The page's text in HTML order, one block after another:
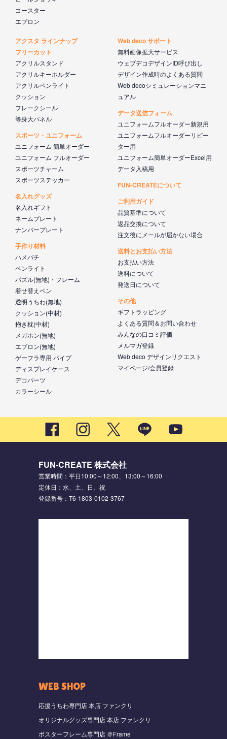
コースター
エプロン
アクスタ ラインナップ
フリーカット
アクリルスタンド
アクリルキーホルダー
アクリルペンライト
クッション
フレークシール
等身大パネル
スポーツ・ユニフォーム
ユニフォーム 簡単オーダー
ユニフォーム フルオーダー
スポーツチャーム
スポーツステッカー
名入れグッズ
名入れギフト
ネームプレート
ナンバープレート
手作り材料
ハメパチ
ペンライト
パズル(無地)・フレーム
着せ替えペン
透明うちわ(無地)
クッション(中材)
抱き枕(中材)
メガホン(無地)
エプロン(無地)
ゲーフラ専用 パイプ
ディスプレイケース
デコパーツ
カラーシール
Web deco サポート
無料画像拡大サービス
ウェブデコデザインID呼び出し
デザイン作成時のよくある質問
Web decoシミュレーションマニ
ュアル
データ送信フォーム
ユニフォームフルオーダー新規用
ユニフォームフルオーダーリピー
ター用
ユニフォーム簡単オーダーExcel用
データ入稿用
FUN-CREATEについて
ご利用ガイド
品質基準について
返品交換について
注文後にメールが届かない場合
送料とお支払い方法
お支払い方法
送料について
発送日について
その他
ギフトラッピング
よくある質問＆お問い合わせ
みんなの口コミ評価
メルマガ登録
Web deco デザインリクエスト
マイページ/会員登録
FUN-CREATE 株式会社
営業時間：平日10:00～12:00、13:00～16:00
定休日：水、土、日、祝
登録番号：T6-1803-0102-3767
WEB SHOP
応援うちわ専門店 本店 ファンクリ
オリジナルグッズ専門店 本店 ファンクリ
ポスターフレーム専門店 ＠Frame